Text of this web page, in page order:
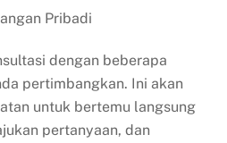
Pribadi
dengan beberapa
pertimbangkan. Ini akan
untuk bertemu langsung
pertanyaan, dan